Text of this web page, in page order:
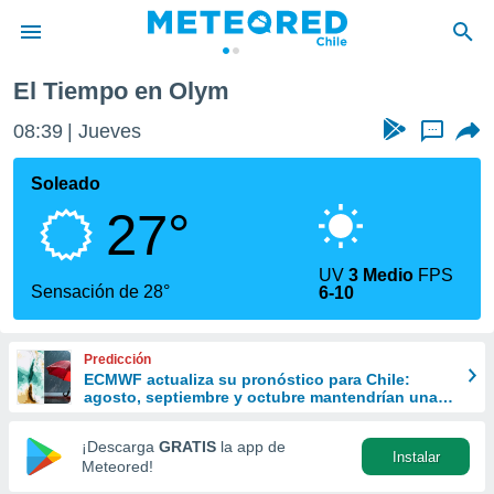
de
por
que se
calidad.
a este
las
y
forma
digital
basada
El Tiempo en Olym
08:39 Jueves ...
Soleado
27°
Sensación de 28°
UV3 Medio FPS
6-10
Predicción
ECMWF actualiza su pronóstico para Chile:
agosto, septiembre y octubre mantendrían una
¡Descarga GRATIS la app de
Meteored!
Instalar